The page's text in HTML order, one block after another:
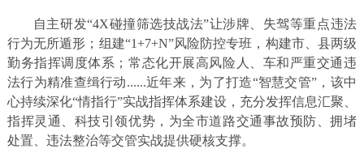
自主研发“4X碰撞筛选技战法”让涉牌、失驾等重点违法
行为无所遁形；组建“1+7+N”风险防控专班，构建市、县两级
勤务指挥调度体系；常态化开展高风险人、车和严重交通违
法行为精准查缉行动......近年来，为了打造“智慧交管”，该中
心持续深化“情指行”实战指挥体系建设，充分发挥信息汇聚、
指挥灵通、科技引领优势，为全市道路交通事故预防、拥堵
处置、违法整治等交管实战提供硬核支撑。